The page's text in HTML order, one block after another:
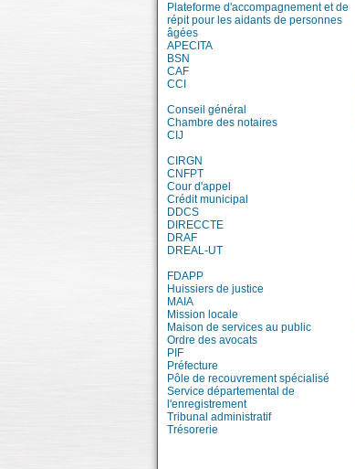
Plateforme d'accompagnement et de
répit pour les aidants de personnes
âgées
APECITA
BSN
CAF
CCI
Conseil général
Chambre des notaires
CIJ
CIRGN
CNFPT
Cour d'appel
Crédit municipal
DDCS
DIRECCTE
DRAF
DREAL-UT
FDAPP
Huissiers de justice
MAIA
Mission locale
Maison de services au public
Ordre des avocats
PIF
Préfecture
Pôle de recouvrement spécialisé
Service départemental de
l'enregistrement
Tribunal administratif
Trésorerie